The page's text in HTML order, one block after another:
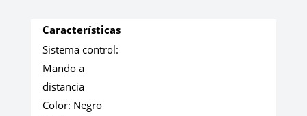
Características
Sistema control:
Mando a
distancia
Color: Negro